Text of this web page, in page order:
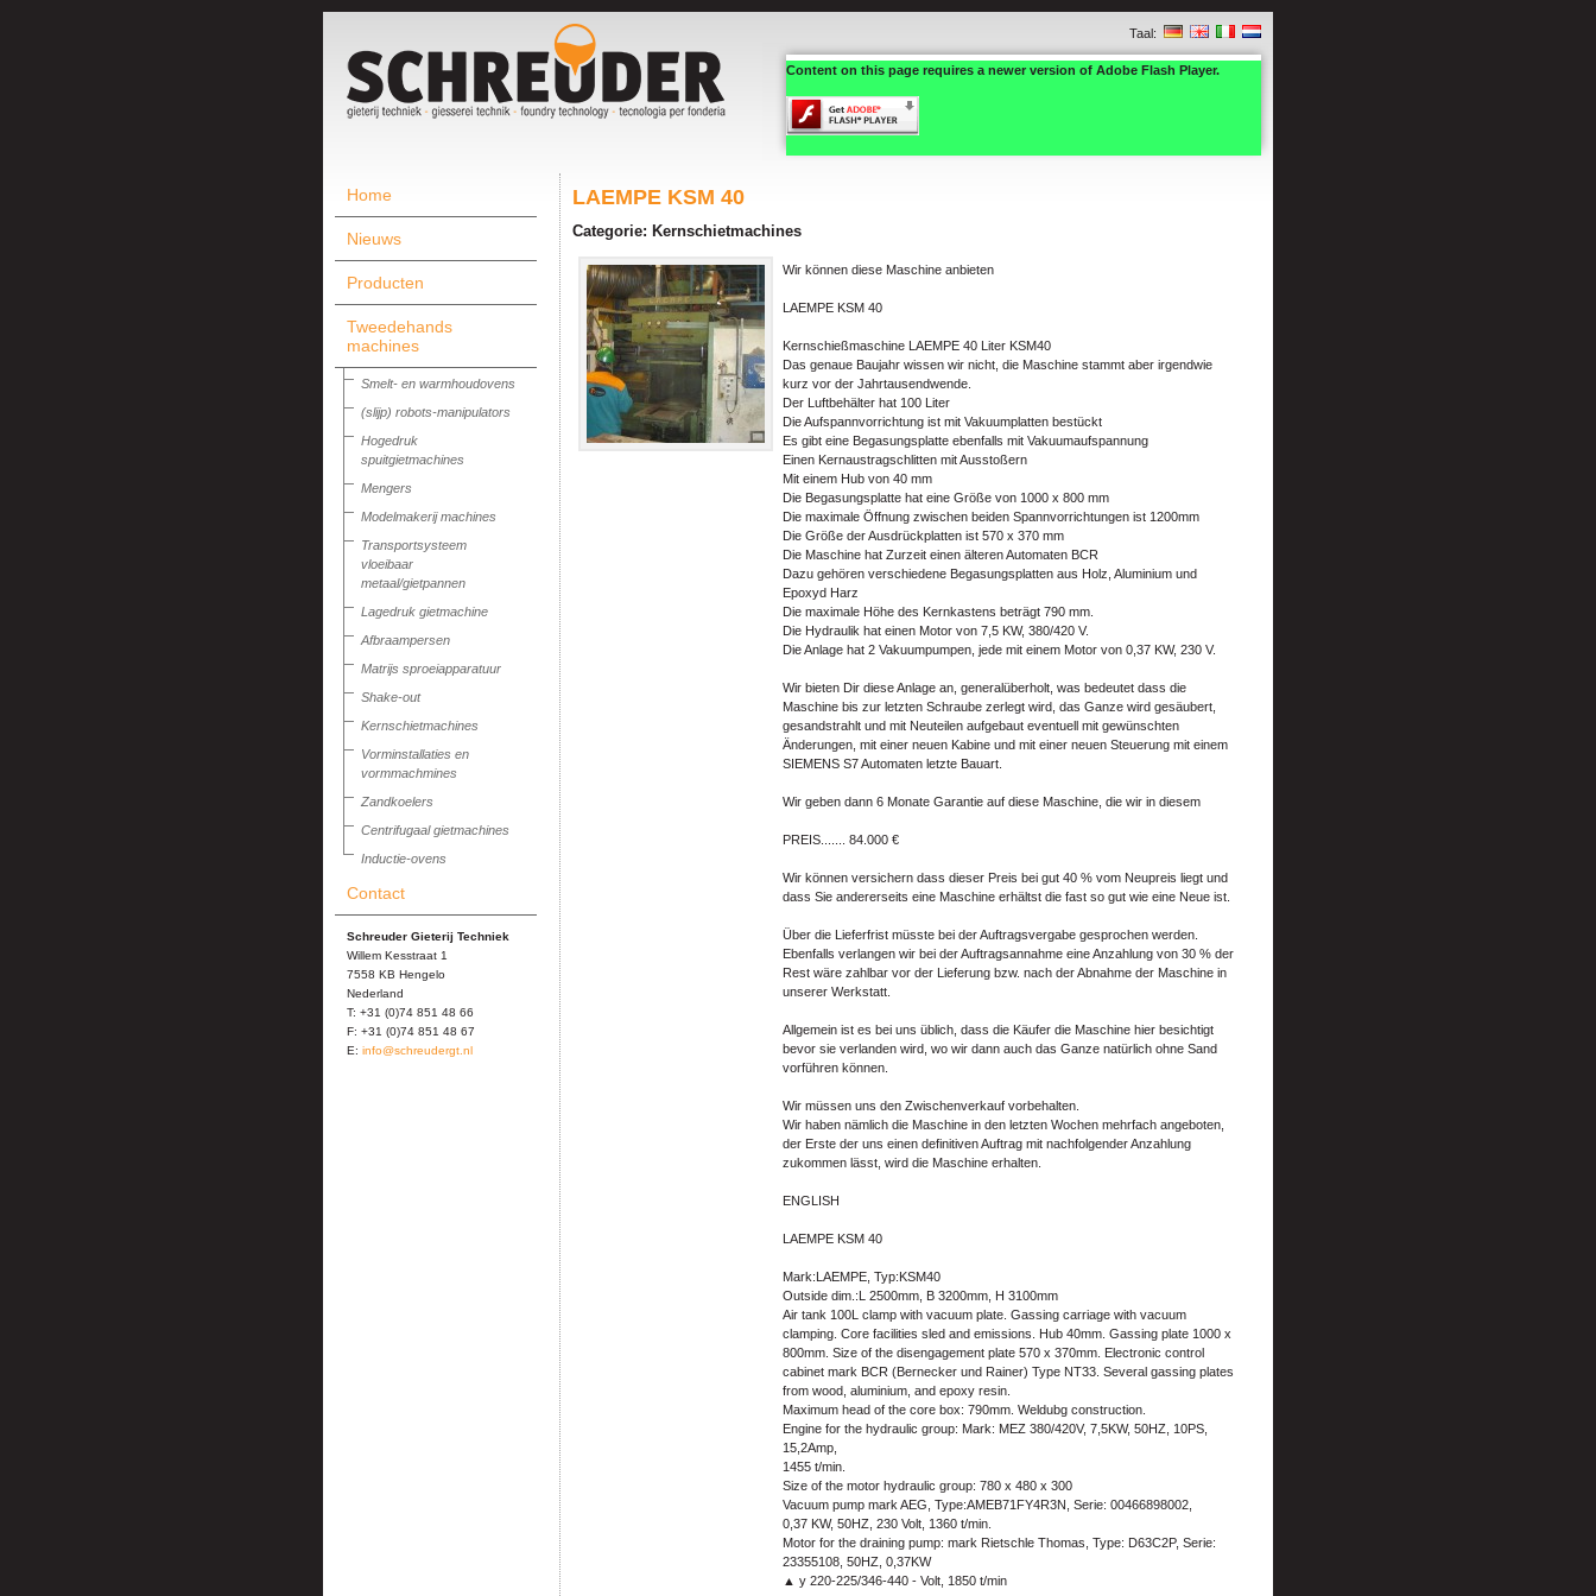
Taal:
Content on this page requires a newer version of Adobe Flash Player.
Home
Nieuws
Producten
Tweedehands
machines
Smelt- en warmhoudovens
(slijp) robots-manipulators
Hogedruk
spuitgietmachines
Mengers
Modelmakerij machines
Transportsysteem
vloeibaar
metaal/gietpannen
Lagedruk gietmachine
Afbraampersen
Matrijs sproeiapparatuur
Shake-out
Kernschietmachines
Vorminstallaties en
vormmachmines
Zandkoelers
Centrifugaal gietmachines
Inductie-ovens
Contact
Schreuder Gieterij Techniek
Willem Kesstraat 1
7558 KB Hengelo
Nederland
T: +31 (0)74 851 48 66
F: +31 (0)74 851 48 67
E: info@schreudergt.nl
LAEMPE KSM 40
Categorie: Kernschietmachines
Wir können diese Maschine anbieten
LAEMPE KSM 40
Kernschießmaschine LAEMPE 40 Liter KSM40
Das genaue Baujahr wissen wir nicht, die Maschine stammt aber irgendwie
kurz vor der Jahrtausendwende.
Der Luftbehälter hat 100 Liter
Die Aufspannvorrichtung ist mit Vakuumplatten bestückt
Es gibt eine Begasungsplatte ebenfalls mit Vakuumaufspannung
Einen Kernaustragschlitten mit Ausstoßern
Mit einem Hub von 40 mm
Die Begasungsplatte hat eine Größe von 1000 x 800 mm
Die maximale Öffnung zwischen beiden Spannvorrichtungen ist 1200mm
Die Größe der Ausdrückplatten ist 570 x 370 mm
Die Maschine hat Zurzeit einen älteren Automaten BCR
Dazu gehören verschiedene Begasungsplatten aus Holz, Aluminium und
Epoxyd Harz
Die maximale Höhe des Kernkastens beträgt 790 mm.
Die Hydraulik hat einen Motor von 7,5 KW, 380/420 V.
Die Anlage hat 2 Vakuumpumpen, jede mit einem Motor von 0,37 KW, 230 V.
Wir bieten Dir diese Anlage an, generalüberholt, was bedeutet dass die
Maschine bis zur letzten Schraube zerlegt wird, das Ganze wird gesäubert,
gesandstrahlt und mit Neuteilen aufgebaut eventuell mit gewünschten
Änderungen, mit einer neuen Kabine und mit einer neuen Steuerung mit einem
SIEMENS S7 Automaten letzte Bauart.
Wir geben dann 6 Monate Garantie auf diese Maschine, die wir in diesem
PREIS....... 84.000 €
Wir können versichern dass dieser Preis bei gut 40 % vom Neupreis liegt und
dass Sie andererseits eine Maschine erhältst die fast so gut wie eine Neue ist.
Über die Lieferfrist müsste bei der Auftragsvergabe gesprochen werden.
Ebenfalls verlangen wir bei der Auftragsannahme eine Anzahlung von 30 % der
Rest wäre zahlbar vor der Lieferung bzw. nach der Abnahme der Maschine in
unserer Werkstatt.
Allgemein ist es bei uns üblich, dass die Käufer die Maschine hier besichtigt
bevor sie verlanden wird, wo wir dann auch das Ganze natürlich ohne Sand
vorführen können.
Wir müssen uns den Zwischenverkauf vorbehalten.
Wir haben nämlich die Maschine in den letzten Wochen mehrfach angeboten,
der Erste der uns einen definitiven Auftrag mit nachfolgender Anzahlung
zukommen lässt, wird die Maschine erhalten.
ENGLISH
LAEMPE KSM 40
Mark:LAEMPE, Typ:KSM40
Outside dim.:L 2500mm, B 3200mm, H 3100mm
Air tank 100L clamp with vacuum plate. Gassing carriage with vacuum
clamping. Core facilities sled and emissions. Hub 40mm. Gassing plate 1000 x
800mm. Size of the disengagement plate 570 x 370mm. Electronic control
cabinet mark BCR (Bernecker und Rainer) Type NT33. Several gassing plates
from wood, aluminium, and epoxy resin.
Maximum head of the core box: 790mm. Weldubg construction.
Engine for the hydraulic group: Mark: MEZ 380/420V, 7,5KW, 50HZ, 10PS,
15,2Amp,
1455 t/min.
Size of the motor hydraulic group: 780 x 480 x 300
Vacuum pump mark AEG, Type:AMEB71FY4R3N, Serie: 00466898002,
0,37 KW, 50HZ, 230 Volt, 1360 t/min.
Motor for the draining pump: mark Rietschle Thomas, Type: D63C2P, Serie:
23355108, 50HZ, 0,37KW
▲ y 220-225/346-440 - Volt, 1850 t/min